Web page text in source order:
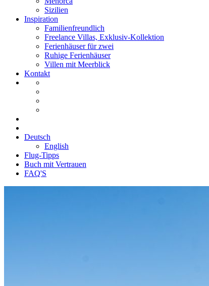
Sizilien
Inspiration
Familienfreundlich
Freelance Villas, Exklusiv-Kollektion
Ferienhäuser für zwei
Ruhige Ferienhäuser
Villen mit Meerblick
Kontakt
Deutsch
English
Flug-Tipps
Buch mit Vertrauen
FAQ'S